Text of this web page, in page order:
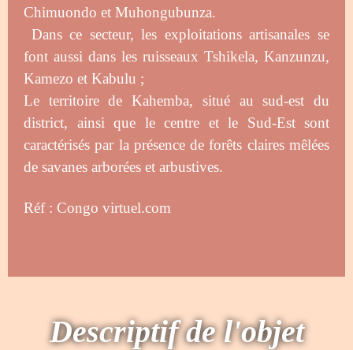
Chimuondo et Muhongubunza.
Dans ce secteur, les exploitations artisanales se
font aussi dans les ruisseaux Tshikela, Kanzunzu,
Kamezo et Kabulu ;
Le territoire de Kahemba, situé au sud-est du
district, ainsi que le centre et le Sud-Est sont
caractérisés par la présence de forêts claires mêlées
de savanes arborées et arbustives.
Réf : Congo virtuel.com
Descriptif de l'objet